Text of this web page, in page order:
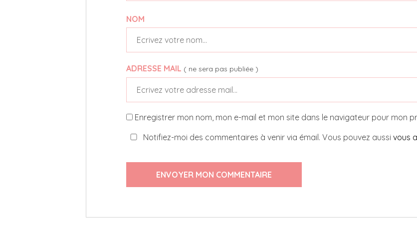
NOM
ADRESSE MAIL ( ne sera pas publiée )
Enregistrer mon nom, mon e-mail et mon site dans le navigateur pour mon
Notifiez-moi des commentaires à venir via émail. Vous pouvez aussi vous
ENVOYER MON COMMENTAIRE